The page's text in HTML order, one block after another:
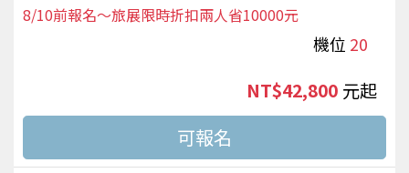
機位 20
8/10前報名～旅展限時折扣兩人省10000元
NT$42,800 起